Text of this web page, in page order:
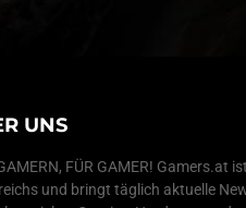
UNS
FÜR GAMER! Gamers.at
und bringt täglich aktuelle